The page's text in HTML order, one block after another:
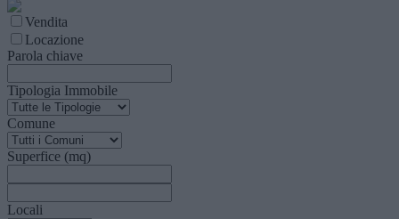
Vendita
Locazione
Parola chiave
Tipologia Immobile
Comune
Superfice (mq)
Locali